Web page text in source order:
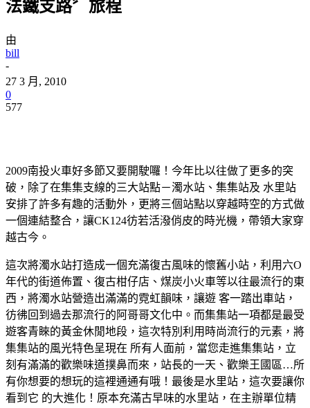
法鐵支路〞旅程
由
bill
-
27 3 月, 2010
0
577
2009南投火車好多節又要開駛囉！今年比以往做了更多的突
破，除了在集集支線的三大站點－濁水站、集集站及 水里站
安排了許多有趣的活動外，更將三個站點以穿越時空的方式做
一個連結整合，讓CK124彷若活潑俏皮的時光機，帶領大家穿
越古今。
這次將濁水站打造成一個充滿復古風味的懷舊小站，利用六O
年代的街道佈置、復古柑仔店、煤炭小火車等以往最流行的東
西，將濁水站營造出滿滿的霓虹韻味，讓遊 客一踏出車站，
彷彿回到過去那流行的阿哥哥文化中。而集集站一項都是最受
遊客青睞的黃金休閒地段，這次特別利用時尚流行的元素，將
集集站的風光特色呈現在 所有人面前，當您走進集集站，立
刻有滿滿的歡樂味道撲鼻而來，站長的一天、歡樂王國區…所
有你想要的想玩的這裡通通有哦！最後是水里站，這次要讓你
看到它 的大進化！原本充滿古早味的水里站，在主辦單位精